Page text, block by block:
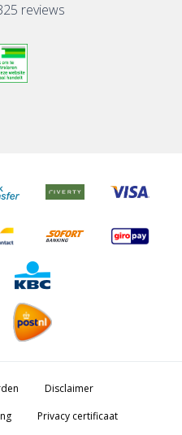
reviews
Disclaimer
Privacy certificaat